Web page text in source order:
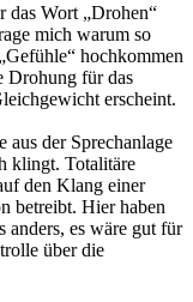
das Wort „Drohen“
mich warum so
hochkommen
Drohung für das
erscheint.
aus der Sprechanlage
klingt. Totalitäre
den Klang einer
betreibt. Hier haben
anders, es wäre gut für
über die